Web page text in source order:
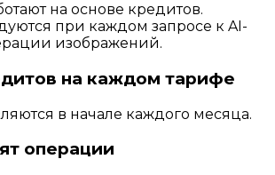
на основе кредитов.
при каждом запросе к AI-
изображений.
на каждом тарифе
в начале каждого месяца.
операции